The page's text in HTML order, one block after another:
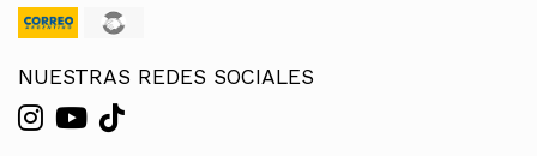
NUESTRAS REDES SOCIALES